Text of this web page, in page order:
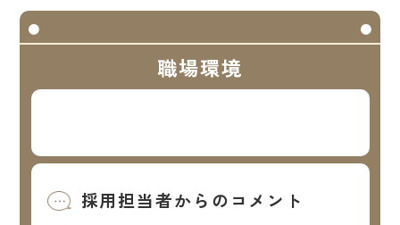
職場環境
採用担当者からのコメント